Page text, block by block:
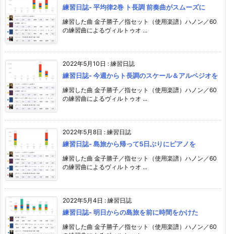
練習日誌- 平均律2巻 ト長調 前奏曲がスムーズに
練習した曲 金子勝子／指セット（使用楽譜）ハノン／60
の練習曲によるヴィルトゥオ ...
2022年5月10日 : 練習日誌
練習日誌- 今週からト長調のスケール＆アルペジオを
練習した曲 金子勝子／指セット（使用楽譜）ハノン／60
の練習曲によるヴィルトゥオ ...
2022年5月8日 : 練習日誌
練習日誌- 島旅から帰って5日ぶりにピアノを
練習した曲 金子勝子／指セット（使用楽譜）ハノン／60
の練習曲によるヴィルトゥオ ...
2022年5月4日 : 練習日誌
練習日誌- 明日からの島旅を前に時間をかけた
練習した曲 金子勝子／指セット（使用楽譜）ハノン／60